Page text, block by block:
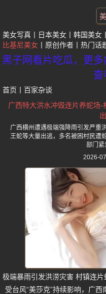
美女写真 日本美女 韩国美女
比基尼美女
原创作者 热门话
黑子网看片吃瓜，更
查
首页 百家杂谈
广西特大洪水冲毁连片养蛇场
广西横州遭遇极端强降雨引发严重
王蛇等大量出逃，多名被困村民遭
部门紧
2026-
极端暴雨引发洪涝灾害 村镇连
受台风“美莎克”持续影响，广